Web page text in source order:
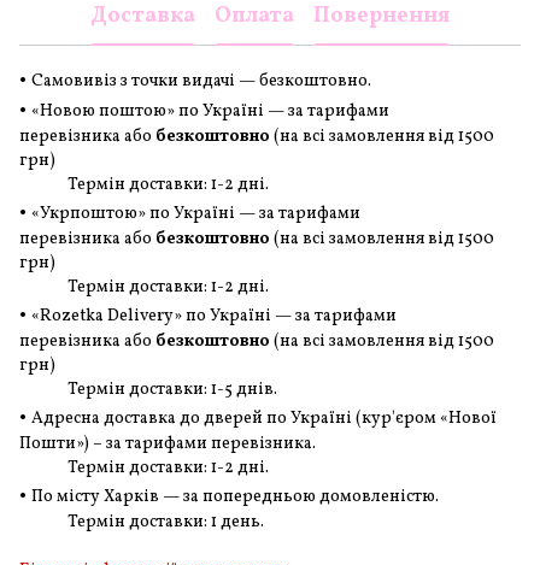
Доставка Оплата Повернення
• Самовивіз з точки видачі — безкоштовно.
• «Новою поштою» по Україні — за тарифами
перевізника або безкоштовно (на всі замовленнявід 1500
грн)
Термін доставки: 1-2 дні.
• «Укрпоштою» по Україні — за тарифами
перевізника або безкоштовно (на всі замовленнявід 1500
грн)
Термін доставки: 1-2 дні.
• «Rozetka Delivery» по Україні — за тарифами
перевізника або безкоштовно (на всі замовленнявід 1500
грн)
Термін доставки: 1-5 днів.
• Адресна доставка до дверей по Україні (кур'єром «Нової
Пошти») – за тарифами перевізника.
Термін доставки: 1-2 дні.
• По місту Харків — за попередньою домовленістю.
Термін доставки: 1 день.